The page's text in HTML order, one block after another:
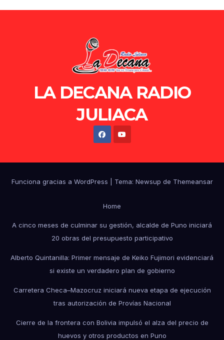
LA DECANA RADIO
JULIACA
Funciona gracias a WordPress Tema: Newsup de Themeansar
Home
A cinco meses de culminar su gestión, alcalde de Puno iniciará
20 obras del presupuesto participativo
Alberto Quintanilla: Primer mensaje de Keiko Fujimori evidenciará
si existe un verdadero plan de gobierno
Carretera Checa–Mazocruz iniciará nueva etapa de ejecución
tras autorización de Provías Nacional
Cierre de la frontera con Bolivia impulsó el alza del precio de
huevos y otros productos en Puno